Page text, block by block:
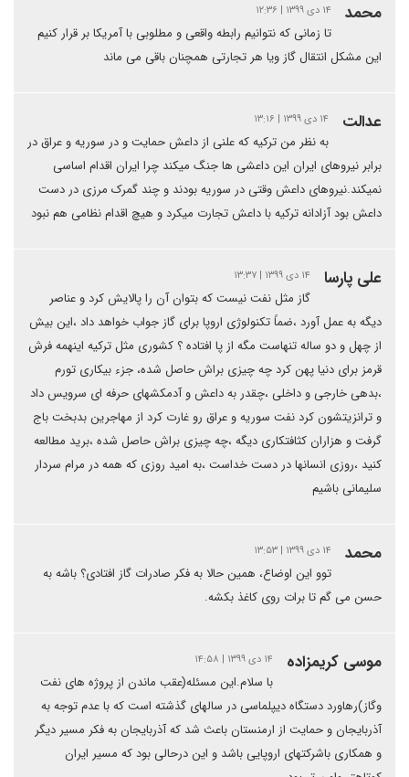
محمد ۱۴ دی ۱۳۹۹ | ۱۲:۳۶
تا زمانی که نتوانیم رابطه واقعی و مطلوبی با آمریکا بر قرار کنیم
این مشکل انتقال گاز ویا هر تجارتی همچنان باقی می ماند
عدالت ۱۴ دی ۱۳۹۹ | ۱۳:۱۶
به نظر من ترکیه که علنی از داعش حمایت و در سوریه و عراق در
برابر نیروهای ایران این داعشی ها جنگ میکند چرا ایران اقدام اساسی
نمیکند.نیروهای داعش وقتی در سوریه بودند و چند گمرک مرزی در دست
داعش بود آزادانه ترکیه با داعش تجارت میکرد و هیچ اقدام نظامی هم نبود
علی پارسا ۱۴ دی ۱۳۹۹ | ۱۳:۳۷
گاز مثل نفت نیست که بتوان آن را پالایش کرد و عناصر
دیگه به عمل آورد ،ضماً تکنولوژی اروپا برای گاز جواب خواهد داد ،این بیش
از چهل و دو ساله تنهاست مگه از پا افتاده ؟ کشوری مثل ترکیه اینهمه فرش
قرمز برای دنیا پهن کرد چه چیزی براش حاصل شده، جزء بیکاری تورم
،بدهی خارجی و داخلی ،چقدر به داعش و آدمکشهای حرفه ای سرویس داد
و ترانزیتشون کرد نفت سوریه و عراق رو غارت کرد از مهاجرین بدبخت باج
گرفت و هزاران کثافتکاری دیگه ،چه چیزی براش حاصل شده ،برید مطالعه
کنید ،روزی انسانها در دست خداست ،به امید روزی که همه در مرام سردار
سلیمانی باشیم
محمد ۱۴ دی ۱۳۹۹ | ۱۳:۵۳
توو این اوضاع، همین حالا به فکر صادرات گاز افتادی؟ باشه به
حسن می گم تا برات روی کاغذ بکشه.
موسی کریمزاده ۱۴ دی ۱۳۹۹ | ۱۴:۵۸
با سلام.این مسئله(عقب ماندن از پروژه های نفت
وگاز)رهاورد دستگاه دیپلماسی در سالهای گذشته است که با عدم توجه به
آذربایجان و حمایت از ارمنستان باعث شد که آذربایجان به فکر مسیر دیگر
و همکاری باشرکتهای اروپایی باشد و این درحالی بود که مسیر ایران